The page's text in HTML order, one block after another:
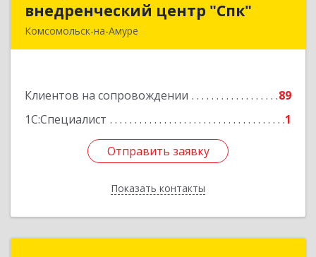
внедренческий центр "Спк"
Комсомольск-на-Амуре
Клиентов на сопровождении
89
1С:Специалист
1
Отправить заявку
Показать контакты
внедренческий центр "Спк"
Подробнее
Отправить заявку
Назад